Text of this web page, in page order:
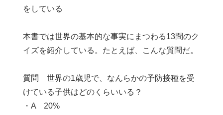
をしている
本書では世界の基本的な事実にまつわる13問のク
イズを紹介している。たとえば、こんな質問だ。
質問 世界の1歳児で、なんらかの予防接種を受
けている子供はどのくらいいる？
・A 20%